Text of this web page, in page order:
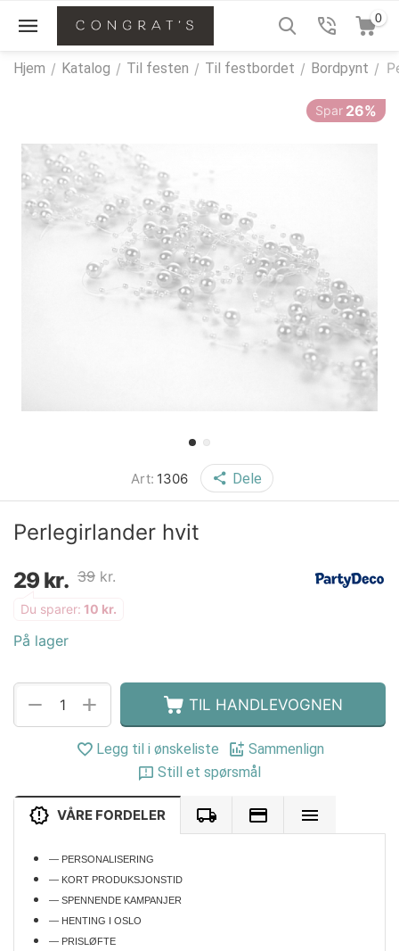
0
Hjem / Katalog / Til festen / Til festbordet / Bordpynt /
Spar 26%
Art: 1306 Dele
Perlegirlander hvit
29 kr. 39 kr.
Du sparer: 10 kr.
På lager
+
− TIL HANDLEVOGNEN
Legg til i ønskeliste
Sammenlign
Still et spørsmål
VÅRE FORDELER
— PERSONALISERING
— KORT PRODUKSJONSTID
— SPENNENDE KAMPANJER
— HENTING I OSLO
— PRISLØFTE